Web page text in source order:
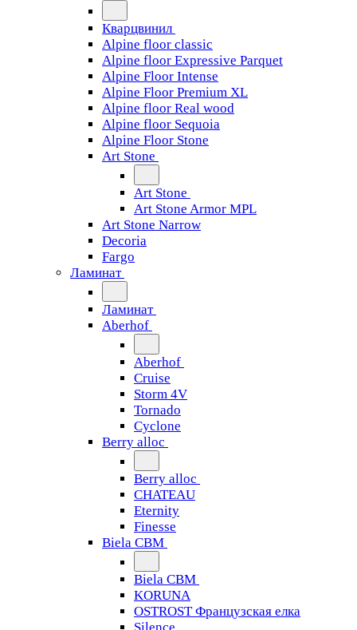
Кварцвинил
Alpine floor classic
Alpine floor Expressive Parquet
Alpine Floor Intense
Alpine Floor Premium XL
Alpine floor Real wood
Alpine floor Sequoia
Alpine Floor Stone
Art Stone
Art Stone
Art Stone Armor MPL
Art Stone Narrow
Decoria
Fargo
Ламинат
Ламинат
Aberhof
Aberhof
Cruise
Storm 4V
Tornado
Сyclone
Berry alloc
Berry alloc
CHATEAU
Eternity
Finesse
Biela CBM
Biela CBM
KORUNA
OSTROST Французская елка